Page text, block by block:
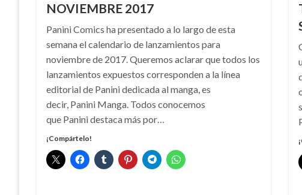
NOVIEMBRE 2017
Panini Comics ha presentado a lo largo de esta
semana el calendario de lanzamientos para
noviembre de 2017. Queremos aclarar que todos los
lanzamientos expuestos corresponden a la línea
editorial de Panini dedicada al manga, es
decir, Panini Manga. Todos conocemos
que Panini destaca más por…
¡Compártelo!